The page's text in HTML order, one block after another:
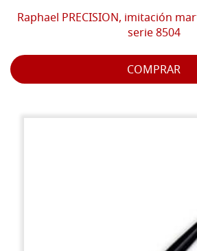
Raphael PRECISION, imitación
serie 8504
COMPRAR